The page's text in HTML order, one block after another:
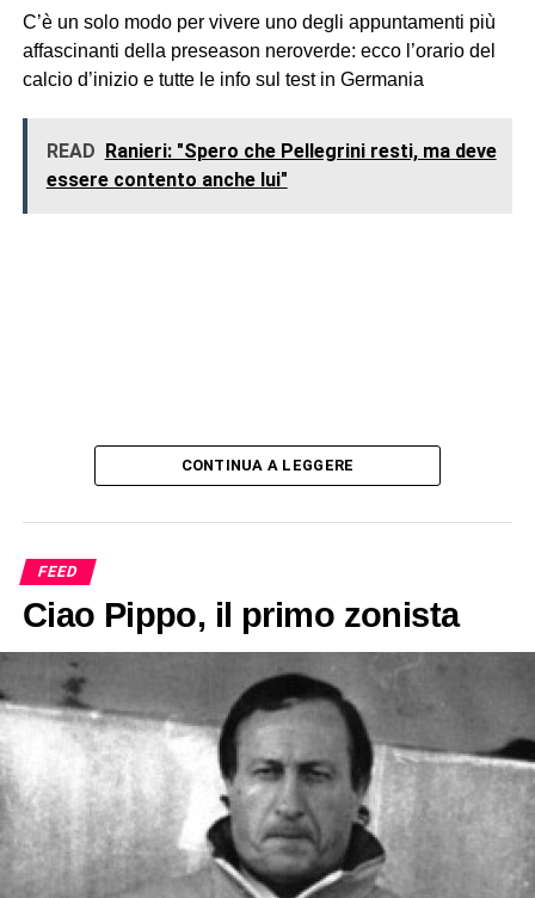
C’è un solo modo per vivere uno degli appuntamenti più
affascinanti della preseason neroverde: ecco l’orario del
calcio d’inizio e tutte le info sul test in Germania
READ Ranieri: "Spero che Pellegrini resti, ma deve
essere contento anche lui"
CONTINUA A LEGGERE
FEED
Ciao Pippo, il primo zonista